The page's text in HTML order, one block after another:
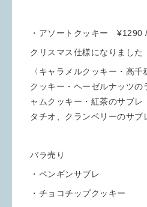
・アソートクッキー ¥1290
クリスマス仕様になりました
〈キャラメルクッキー・高
クッキー・ヘーゼルナッツの
ャムクッキー・紅茶のサブレ
タチオ、クランベリーのサブ
バラ売り
・ペンギンサブレ
・チョコチップクッキー